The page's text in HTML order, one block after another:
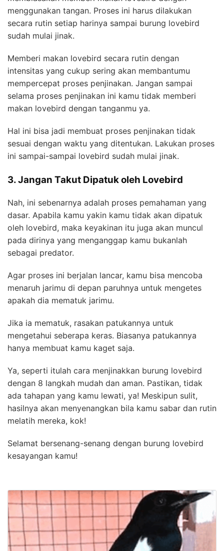
menggunakan tangan. Proses ini harus dilakukan
secara rutin setiap harinya sampai burung lovebird
sudah mulai jinak.
Memberi makan lovebird secara rutin dengan
intensitas yang cukup sering akan membantumu
mempercepat proses penjinakan. Jangan sampai
selama proses penjinakan ini kamu tidak memberi
makan lovebird dengan tanganmu ya.
Hal ini bisa jadi membuat proses penjinakan tidak
sesuai dengan waktu yang ditentukan. Lakukan proses
ini sampai-sampai lovebird sudah mulai jinak.
3. Jangan Takut Dipatuk oleh Lovebird
Nah, ini sebenarnya adalah proses pemahaman yang
dasar. Apabila kamu yakin kamu tidak akan dipatuk
oleh lovebird, maka keyakinan itu juga akan muncul
pada dirinya yang menganggap kamu bukanlah
sebagai predator.
Agar proses ini berjalan lancar, kamu bisa mencoba
menaruh jarimu di depan paruhnya untuk mengetes
apakah dia mematuk jarimu.
Jika ia mematuk, rasakan patukannya untuk
mengetahui seberapa keras. Biasanya patukannya
hanya membuat kamu kaget saja.
Ya, seperti itulah cara menjinakkan burung lovebird
dengan 8 langkah mudah dan aman. Pastikan, tidak
ada tahapan yang kamu lewati, ya! Meskipun sulit,
hasilnya akan menyenangkan bila kamu sabar dan rutin
melatih mereka, kok!
Selamat bersenang-senang dengan burung lovebird
kesayangan kamu!